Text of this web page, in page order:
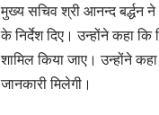
मुख्य सचिव श्री आनन्द बर्द्धन
के निर्देश दिए। उन्होंने कहा कि
शामिल किया जाए। उन्होंने
जानकारी मिलेगी।